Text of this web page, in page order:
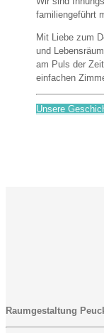
familiengeführt
Mit Liebe zum
und
am Puls der
einfachen
Unsere
Raumgestaltung